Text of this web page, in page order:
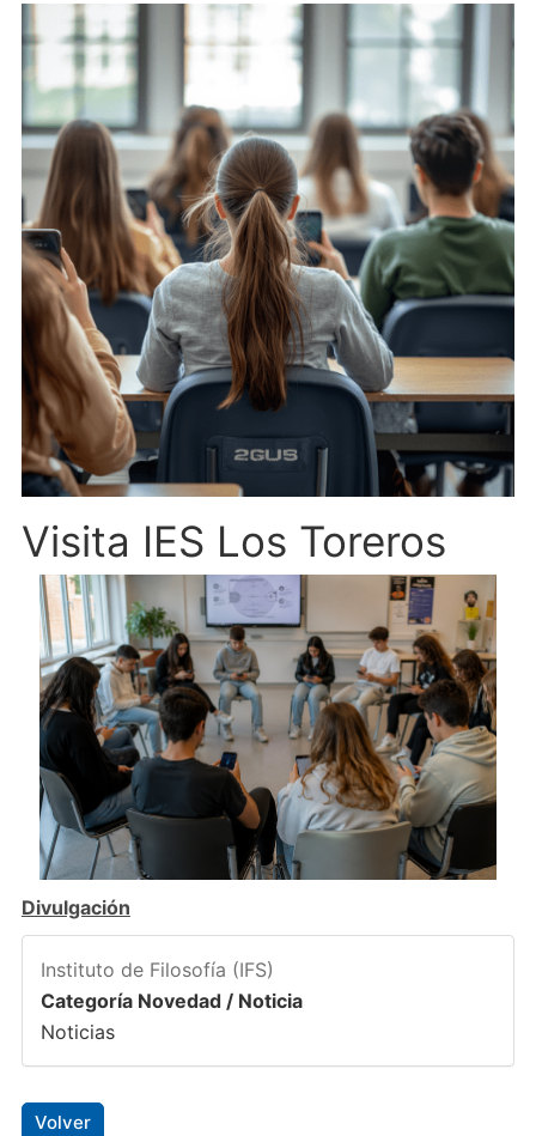
Visita IES Los Toreros
Divulgación
Instituto de Filosofía (IFS)
Categoría Novedad / Noticia
Noticias
Volver